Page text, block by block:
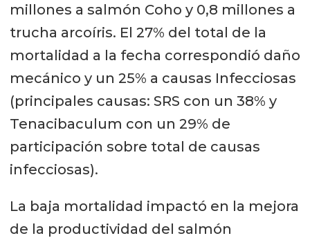
millones a salmón Coho y 0,8 millones a
trucha arcoíris. El 27% del total de la
mortalidad a la fecha correspondió daño
mecánico y un 25% a causas Infecciosas
(principales causas: SRS con un 38% y
Tenacibaculum con un 29% de
participación sobre total de causas
infecciosas).
La baja mortalidad impactó en la mejora
de la productividad del salmón